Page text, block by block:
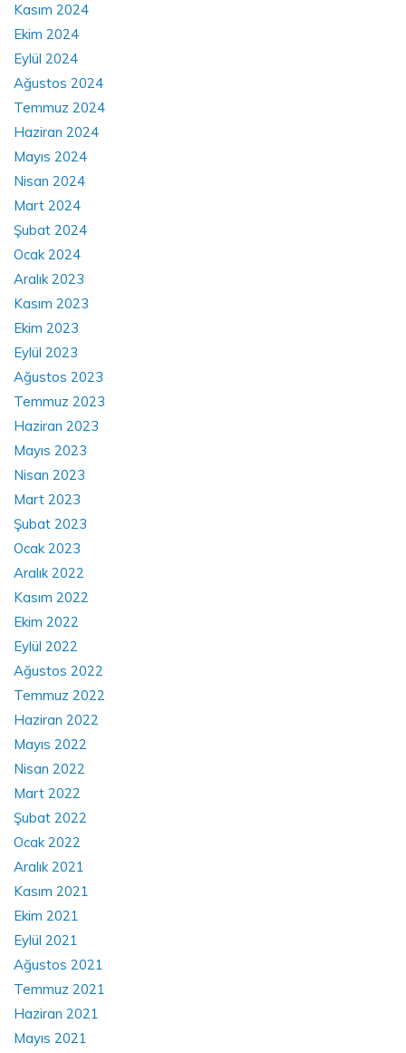
Kasım 2024
Ekim 2024
Eylül 2024
Ağustos 2024
Temmuz 2024
Haziran 2024
Mayıs 2024
Nisan 2024
Mart 2024
Şubat 2024
Ocak 2024
Aralık 2023
Kasım 2023
Ekim 2023
Eylül 2023
Ağustos 2023
Temmuz 2023
Haziran 2023
Mayıs 2023
Nisan 2023
Mart 2023
Şubat 2023
Ocak 2023
Aralık 2022
Kasım 2022
Ekim 2022
Eylül 2022
Ağustos 2022
Temmuz 2022
Haziran 2022
Mayıs 2022
Nisan 2022
Mart 2022
Şubat 2022
Ocak 2022
Aralık 2021
Kasım 2021
Ekim 2021
Eylül 2021
Ağustos 2021
Temmuz 2021
Haziran 2021
Mayıs 2021